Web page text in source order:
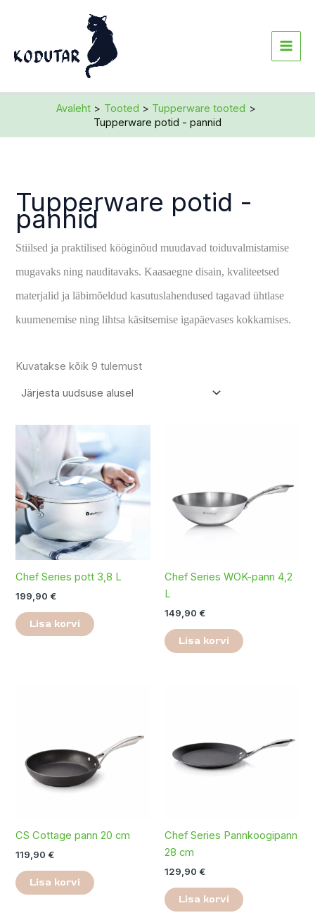
Avaleht Tooted
Tupperware tooted
Tupperware potid - pannid
Tupperware potid -
pannid
Stiilsed ja praktilised kööginõud muudavad toiduvalmistamise
mugavaks ning nauditavaks. Kaasaegne disain, kvaliteetsed
materjalid ja läbimõeldud kasutuslahendused tagavad ühtlase
kuumenemise ning lihtsa käsitsemise igapäevases kokkamises.
Kuvatakse kõik 9 tulemust
Chef Series pott 3,8 L
199,90 €
Lisa korvi
Chef Series WOK-pann 4,2
L
149,90 €
Lisa korvi
CS Cottage pann 20 cm
119,90 €
Lisa korvi
Chef Series Pannkoogipann
28 cm
129,90 €
Lisa korvi